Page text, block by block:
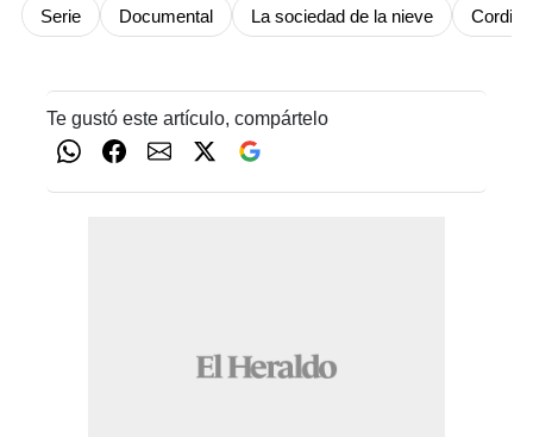
Serie Documental La sociedad de la nieve
Te gustó este artículo, compártelo